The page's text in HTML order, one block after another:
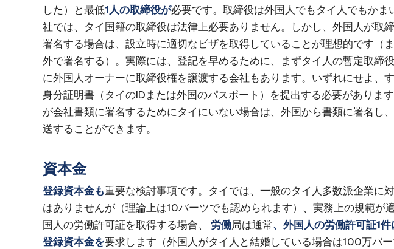
した）と最低1人の取締役が必要です。取締役は外国人でもタイ人でもかま
社では、タイ国籍の取締役は法律上必要ありません。しかし、外国人が取
署名する場合は、設立時に適切なビザを取得していることが理想的です（
外で署名する）。実際には、登記を早めるために、まずタイ人の暫定取締
に外国人オーナーに取締役権を譲渡する会社もあります。いずれにせよ、
身分証明書（タイのIDまたは外国のパスポート）を提出する必要がありま
が会社書類に署名するためにタイにいない場合は、外国から書類に署名し
送することができます。
資本金
登録資本金も重要な検討事項です。タイでは、一般のタイ人多数派企業に
はありませんが（理論上は10バーツでも認められます）、実務上の規範が
国人の労働許可証を取得する場合、
労働局は通常、外国人の労働許可証1
登録資本金を要求します（外国人がタイ人と結婚している場合は100万バー